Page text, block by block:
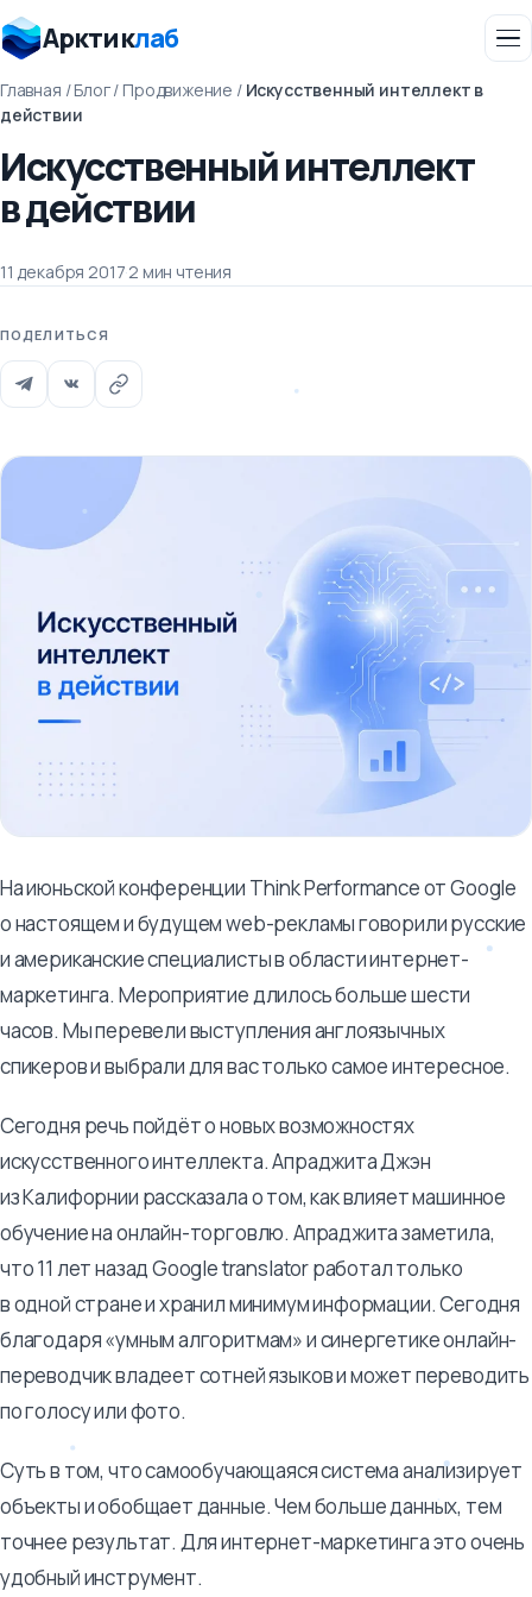
Арктиклаб
Главная /Блог/ Продвижение / Искусственный интеллект в
действии
Искусственный интеллект
в действии
11 декабря 2017·2 мин чтения
ПОДЕЛИТЬСЯ
На июньской конференции Think Performance от Google
о настоящем и будущем web-рекламы говорили русские
и американские специалисты в области интернет-
маркетинга. Мероприятие длилось больше шести
часов. Мы перевели выступления англоязычных
спикеров и выбрали для вас только самое интересное.
Сегодня речь пойдёт о новых возможностях
искусственного интеллекта. Апраджита Джэн
из Калифорнии рассказала о том, как влияет машинное
обучение на онлайн-торговлю. Апраджита заметила,
что 11 лет назад Google translator работал только
в одной стране и хранил минимум информации. Сегодня
благодаря «умным алгоритмам» и синергетике онлайн-
переводчик владеет сотней языков и может переводить
по голосу или фото.
Суть в том, что самообучающаяся система анализирует
объекты и обобщает данные. Чем больше данных, тем
точнее результат. Для интернет-маркетинга это очень
удобный инструмент.